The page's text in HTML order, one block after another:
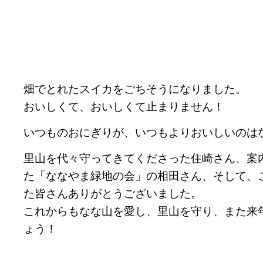
畑でとれたスイカをごちそうになりました。
おいしくて、おいしくて止まりません！
いつものおにぎりが、いつもよりおいしいのは
里山を代々守ってきてくださった住崎さん、案
た「ななやま緑地の会」の相田さん、そして、
た皆さんありがとうございました。
これからもなな山を愛し、里山を守り、また来
ょう！